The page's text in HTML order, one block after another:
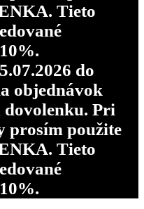
Tieto
do
objednávok
dovolenku. Pri
prosím použite
Tieto